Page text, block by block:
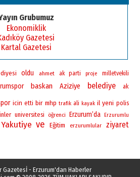
Grubumuz
Ekonomiklik
Gazetesi
Kartal Gazetesi
oldu ahmet ak parti proje milletvekili
baskan Aziziye belediye ak
icin etti bir mhp trafik ali kayak il yeni polis
universitesi öğrenci Erzurum’da Erzurumlu
Yakutiye ve Eğitim erzurumlular ziyaret
Gazetesİ - Erzurum'dan Haberler